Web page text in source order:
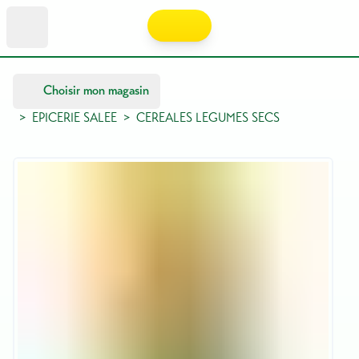
Choisir mon magasin
> EPICERIE SALEE > CEREALES LEGUMES SECS